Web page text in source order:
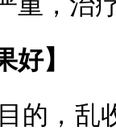
】
，乱